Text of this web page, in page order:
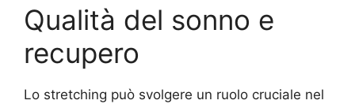
Qualità del sonno e
recupero
Lo stretching può svolgere un ruolo cruciale nel